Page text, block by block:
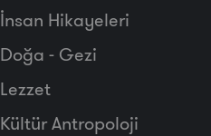
İnsan Hikayeleri
Doğa - Gezi
Lezzet
Kültür Antropoloji